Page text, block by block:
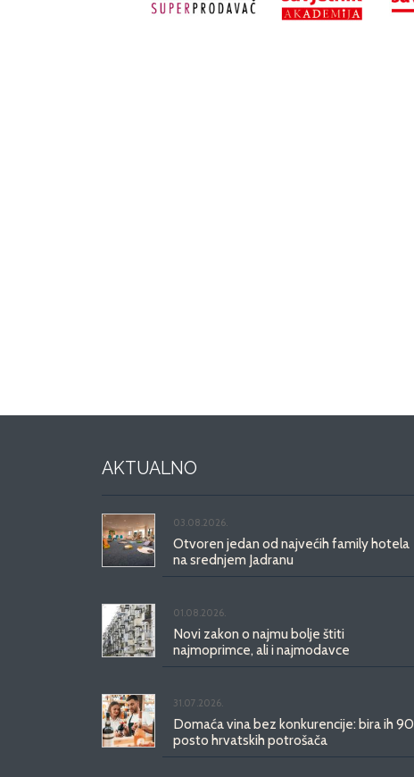
AKTUALNO
03.08.2026.
Otvoren jedan od najvećih family hotela
na srednjem Jadranu
01.08.2026.
Novi zakon o najmu bolje štiti
najmoprimce, ali i najmodavce
31.07.2026.
Domaća vina bez konkurencije: bira ih 90
posto hrvatskih potrošača